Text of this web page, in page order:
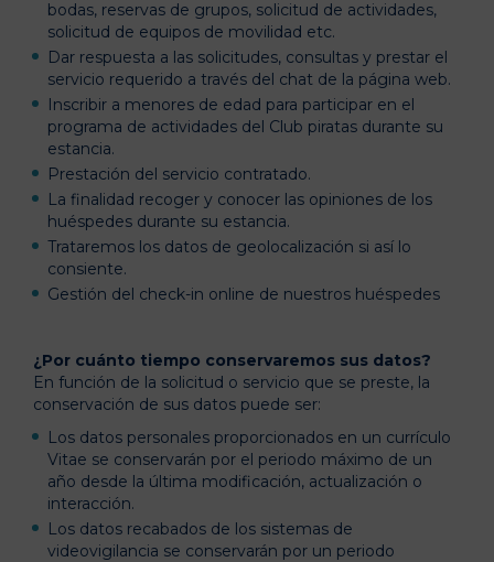
bodas, reservas de grupos, solicitud de actividades,
solicitud de equipos de movilidad etc.
Dar respuesta a las solicitudes, consultas y prestar el
servicio requerido a través del chat de la página web.
Inscribir a menores de edad para participar en el
programa de actividades del Club piratas durante su
estancia.
Prestación del servicio contratado.
La finalidad recoger y conocer las opiniones de los
huéspedes durante su estancia.
Trataremos los datos de geolocalización si así lo
consiente.
Gestión del check-in online de nuestros huéspedes
¿Por cuánto tiempo conservaremos sus datos?
En función de la solicitud o servicio que se preste, la
conservación de sus datos puede ser:
Los datos personales proporcionados en un currículo
Vitae se conservarán por el periodo máximo de un
año desde la última modificación, actualización o
interacción.
Los datos recabados de los sistemas de
videovigilancia se conservarán por un periodo